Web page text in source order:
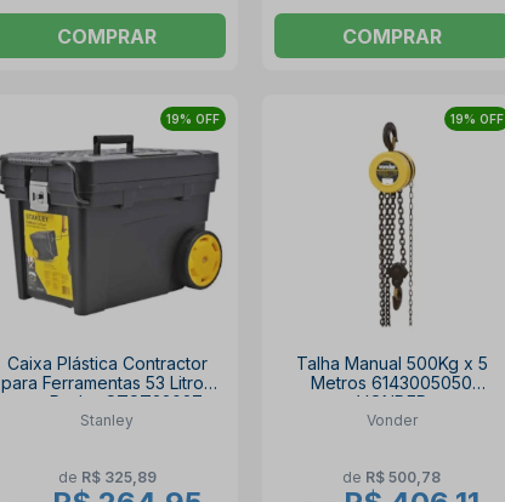
COMPRAR COMPRAR
19% OFF
Caixa Plástica Contractor
para Ferramentas 53 Litros
com Rodas STST33027
STANLEY
Stanley
de R$ 325,89
19% OFF
Talha Manual 500Kg x 5
Metros 6143005050
VONDER
Vonder
de R$ 500,78